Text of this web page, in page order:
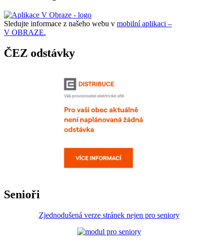
Sledujte informace z našeho webu v mobilní aplikaci –
V OBRAZE.
ČEZ odstávky
Senioři
Zjednodušená verze stránek nejen pro seniory